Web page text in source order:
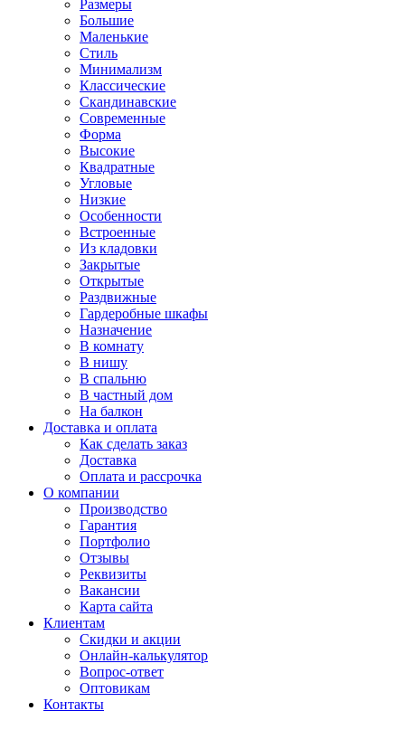
Размеры
Большие
Маленькие
Стиль
Минимализм
Классические
Скандинавские
Современные
Форма
Высокие
Квадратные
Угловые
Низкие
Особенности
Встроенные
Из кладовки
Закрытые
Открытые
Раздвижные
Гардеробные шкафы
Назначение
В комнату
В нишу
В спальню
В частный дом
На балкон
Доставка и оплата
Как сделать заказ
Доставка
Оплата и рассрочка
О компании
Производство
Гарантия
Портфолио
Отзывы
Реквизиты
Вакансии
Карта сайта
Клиентам
Скидки и акции
Онлайн-калькулятор
Вопрос-ответ
Оптовикам
Контакты